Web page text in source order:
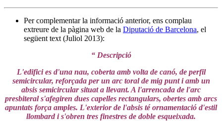
Per complementar la informació anterior, ens complau
extreure de la pàgina web de la Diputació de Barcelona, el
següent text (Juliol 2013):
“ Descripció
L'edifici es d'una nau, coberta amb volta de canó, de perfil
semicircular, reforçada per un arc toral de mig punt i amb un
absis semicircular situat a llevant. A l'arrencada de l'arc
presbiteral s'afegiren dues capelles rectangulars, obertes amb arcs
apuntats força amples. L'exterior de l'absis té ornamentació d'estil
llombard i s'obren tres finestres de doble esqueixada.